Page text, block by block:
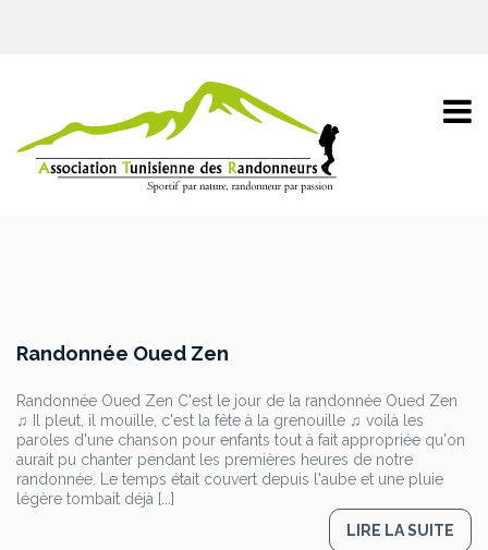
Randonnée Oued Zen
Randonnée Oued Zen C'est le jour de la randonnée Oued Zen
♫ Il pleut, il mouille, c'est la fête à la grenouille ♫ voilà les
paroles d'une chanson pour enfants tout à fait appropriée qu'on
aurait pu chanter pendant les premières heures de notre
randonnée. Le temps était couvert depuis l'aube et une pluie
légère tombait déjà [...]
LIRE LA SUITE